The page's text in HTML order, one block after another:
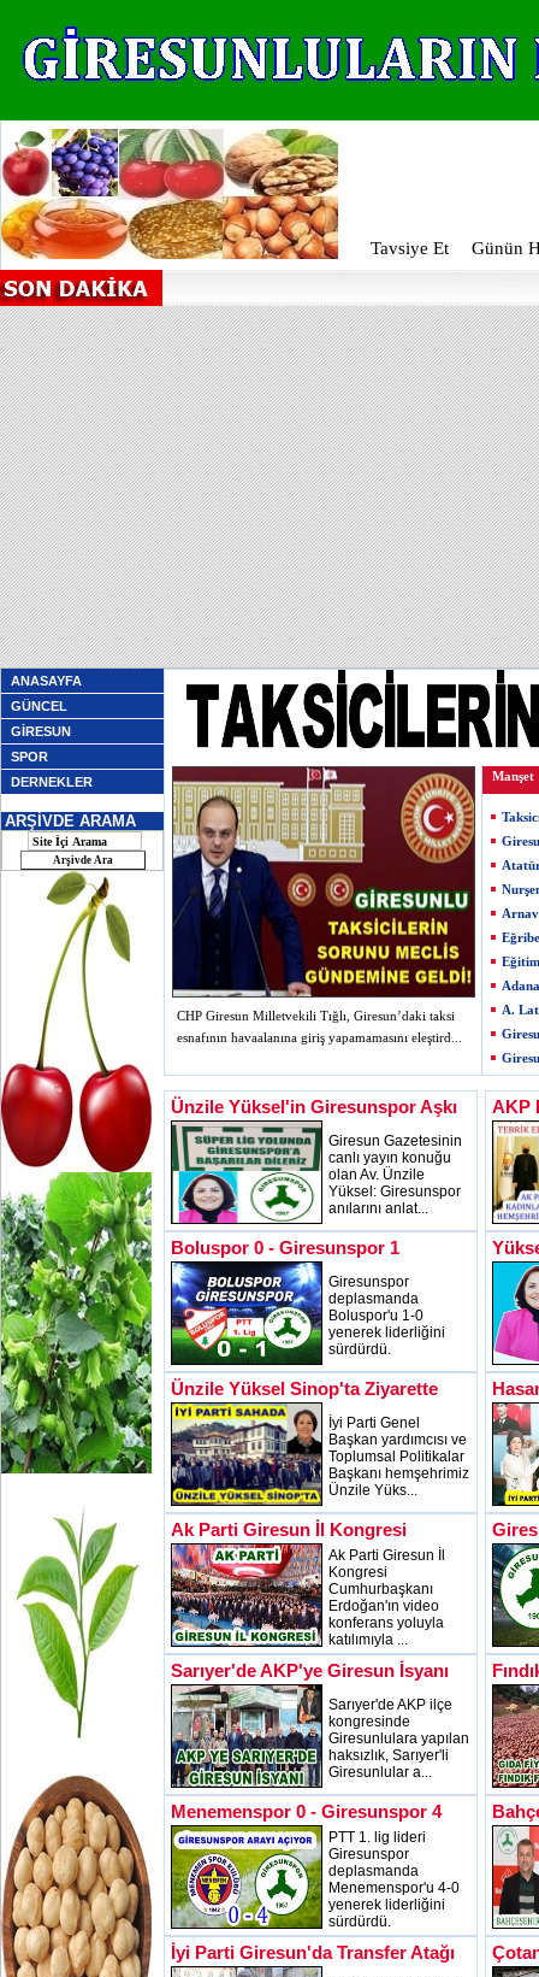
Tavsiye Et Günün
ANASAYFA
GÜNCEL
GİRESUN
SPOR
DERNEKLER
ARŞİVDE ARAMA
CHP Giresun Milletvekili Tığlı, Giresun’daki taksi
esnafının havaalanına giriş yapamamasını eleştird...
Manşet
A.
Ünzile Yüksel'in Giresunspor Aşkı
Giresun Gazetesinin
canlı yayın konuğu
olan Av. Ünzile
Yüksel: Giresunspor
anılarını anlat...
AKP
Boluspor 0 - Giresunspor 1
Giresunspor
deplasmanda
Boluspor'u 1-0
yenerek liderliğini
sürdürdü.
Ünzile Yüksel Sinop'ta Ziyarette
İyi Parti Genel
Başkan yardımcısı ve
Toplumsal Politikalar
Başkanı hemşehrimiz
Ünzile Yüks...
Ak Parti Giresun İl Kongresi
Ak Parti Giresun İl
Kongresi
Cumhurbaşkanı
Erdoğan'ın video
konferans yoluyla
katılımıyla ...
Sarıyer'de AKP'ye Giresun İsyanı
Sarıyer'de AKP ilçe
kongresinde
Giresunlulara yapılan
haksızlık, Sarıyer'li
Giresunlular a...
Menemenspor 0 - Giresunspor 4
PTT 1. lig lideri
Giresunspor
deplasmanda
Menemenspor'u 4-0
yenerek liderliğini
sürdürdü.
İyi Parti Giresun'da Transfer Atağı